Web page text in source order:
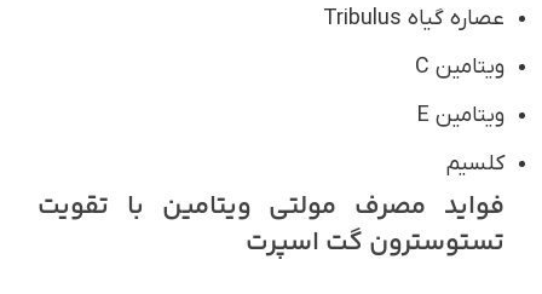
عصاره گیاه Tribulus
ویتامین C
ویتامین E
کلسیم
فواید مصرف مولتی ویتامین با تقویت
تستوسترون گت اسپرت